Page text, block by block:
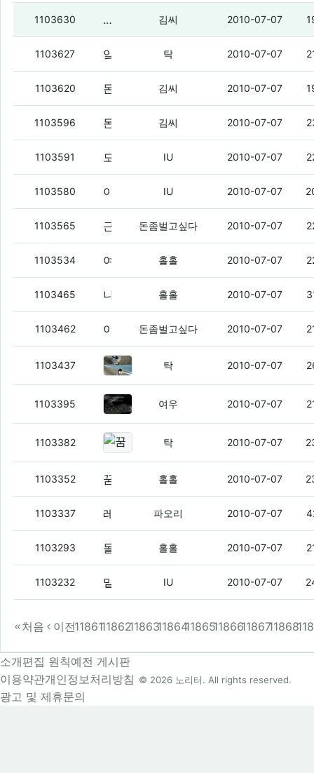
1103630 ....애들 또 없네 김씨 2010-07-07
1103627 탁 2010-07-07
1103620 김씨 2010-07-07
1103596 김씨 2010-07-07
1103591 IU 2010-07-07
1103580 IU 2010-07-07
1103565 (3)
돈좀벌고싶다 2010-07-07
1103534 홀홀 2010-07-07
1103465 (8)
홀홀 2010-07-07
1103462 (5)
돈좀벌고싶다 2010-07-07
1103437 sem-dt35가 진짜 국민키보드 맞는
탁 2010-07-07
1103395 키보드왔슴
여우 2010-07-07
1103382 꿈 얘기 하니까 생각나는데(3)
탁 2010-07-07
1103352 (6)
홀홀 2010-07-07
1103337 (2)
파오리 2010-07-07
1103293 (2)
홀홀 2010-07-07
1103232 (6)
IU 2010-07-07
처음 이전1186111862118631186411865118661186711868
소개편집 원칙예전 게시판
이용약관개인정보처리방침
광고 및 제휴문의
© 2026 노리터. All rights reserved.